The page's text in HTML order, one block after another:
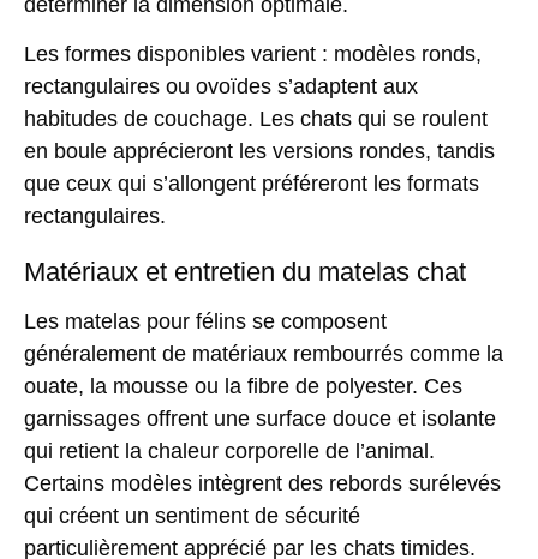
Les formes disponibles varient : modèles ronds,
rectangulaires ou ovoïdes s’adaptent aux
habitudes de couchage. Les chats qui se roulent
en boule apprécieront les versions rondes, tandis
que ceux qui s’allongent préféreront les formats
rectangulaires.
Matériaux et entretien du matelas chat
Les matelas pour félins se composent
généralement de matériaux rembourrés comme la
ouate, la mousse ou la fibre de polyester. Ces
garnissages offrent une surface douce et isolante
qui retient la chaleur corporelle de l’animal.
Certains modèles intègrent des rebords surélevés
qui créent un sentiment de sécurité
particulièrement apprécié par les chats timides.